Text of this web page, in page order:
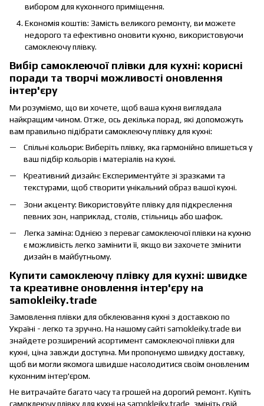
вибором для кухонного приміщення.
Економія коштів: Замість великого ремонту, ви можете
недорого та ефективно оновити кухню, використовуючи
самоклеючу плівку.
Вибір самоклеючої плівки для кухні: корисні
поради та творчі можливості оновлення
інтер'єру
Ми розуміємо, що ви хочете, щоб ваша кухня виглядала
найкращим чином. Отже, ось декілька порад, які допоможуть
вам правильно підібрати самоклеючу плівку для кухні:
Спільні кольори: Виберіть плівку, яка гармонійно впишеться у
ваш підбір кольорів і матеріалів на кухні.
Креативний дизайн: Експериментуйте зі зразками та
текстурами, щоб створити унікальний образ вашої кухні.
Зони акценту: Використовуйте плівку для підкреслення
певних зон, наприклад, столів, стільниць або шафок.
Легка заміна: Однією з переваг самоклеючої плівки на кухню
є можливість легко замінити її, якщо ви захочете змінити
дизайн в майбутньому.
Купити самоклеючу плівку для кухні: швидке
та креативне оновлення інтер'єру на
samokleiky.trade
Замовлення плівки для обклеювання кухні з доставкою по
Україні - легко та зручно. На нашому сайті samokleiky.trade ви
знайдете розширений асортимент самоклеючої плівки для
кухні, ціна завжди доступна. Ми пропонуємо швидку доставку,
щоб ви могли якомога швидше насолодитися своїм оновленим
кухонним інтер'єром.
Не витрачайте багато часу та грошей на дорогий ремонт. Купіть
самоклеючу плівку для кухні на samokleiky.trade, змініть свій